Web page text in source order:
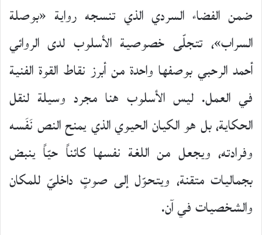
ضمن الفضاء السردي الذي تنسجه رواية «بوصلة
السراب»، تتجلّى خصوصية الأسلوب لدى الروائي
أحمد الرحبي بوصفها واحدة من أبرز نقاط القوة الفنية
في العمل. ليس الأسلوب هنا مجرد وسيلة لنقل
الحكاية، بل هو الكيان الحيوي الذي يمنح النص نَفَسه
وفرادته، ويجعل من اللغة نفسها كائناً حيّاً ينبض
بجماليات متقنة، ويتحوّل إلى صوتٍ داخليّ للمكان
والشخصيات في آن.